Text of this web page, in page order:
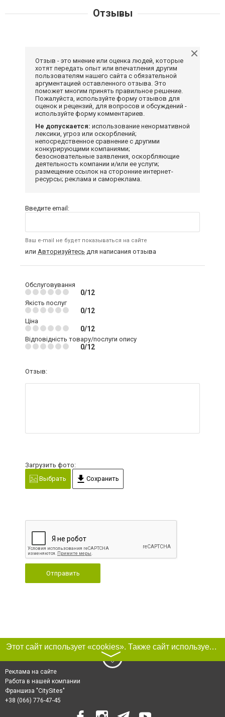
Отзывы
Отзыв - это мнение или оценка людей, которые
хотят передать опыт или впечатления другим
пользователям нашего сайта с обязательной
аргументацией оставленного отзыва. Это
поможет многим принять правильное решение.
Пожалуйста, используйте форму отзывов для
оценок и рецензий, для вопросов и обсуждений -
используйте форму комментариев.
Не допускается: использование ненормативной
лексики, угроз или оскорблений;
непосредственное сравнение с другими
конкурирующими компаниями;
безосновательные заявления, оскорбляющие
деятельность компании и/или ее услуги;
размещение ссылок на сторонние интернет-
ресурсы; реклама и самореклама.
Введите email:
Ваш e-mail не будет показываться на сайте
или Авторизуйтесь для написания отзыва
Обслуговування
0/12
Якість послуг
0/12
Ціна
0/12
Відповідність товару/послуги опису
0/12
Отзыв:
Загрузить фото:
Выбрать
Сохранить
Отправить
Этот сайт использует «cookies». Также сайт использует интернет-сервис для сбора технических данных касательно посетителей с целью получения маркетинговой и статистической информации. Условия обработки данных посетителей сайта см.
〉
Реклама на сайте
Работа в нашей компании
Франшиза "CitySites"
+38 (066) 776-47-45